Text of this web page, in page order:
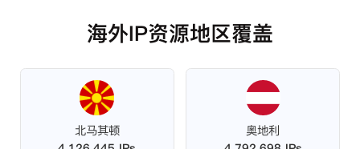
海外IP资源地区覆盖
北马其顿
奥地利